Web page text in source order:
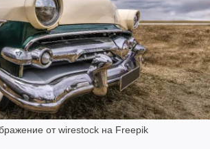
от wirestock на Freepik